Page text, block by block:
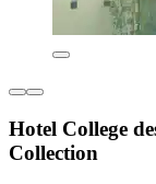
Hotel College
Collection